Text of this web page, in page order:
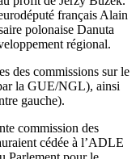
français Alain
polonaise Danuta
régional.
des commissions sur le
la GUE/NGL), ainsi
gauche).
commission des
cédée à l’ADLE